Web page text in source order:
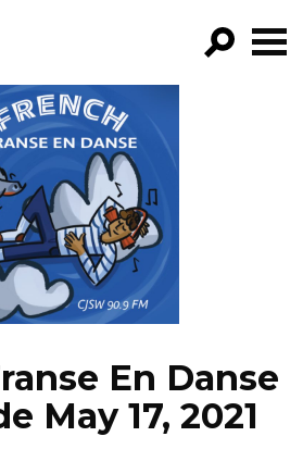
NEWS
En Danse
May 17, 2021